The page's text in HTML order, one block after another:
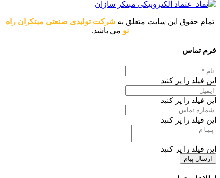
تمام حقوق این سایت متعلق به شرکت تولیدی صنعتی مبتکران راه
نو می باشد.
فرم تماس
این فیلد را پر کنید
این فیلد را پر کنید
این فیلد را پر کنید
این فیلد را پر کنید
ارسال پیام